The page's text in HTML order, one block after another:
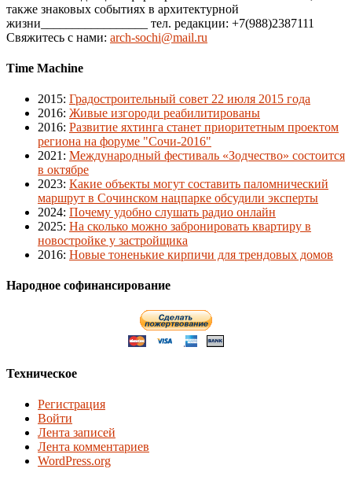
также знаковых событиях в архитектурной
жизни_________________ тел. редакции: +7(988)2387111
Свяжитесь с нами: arch-sochi@mail.ru
Time Machine
2015: Градостроительный совет 22 июля 2015 года
2016: Живые изгороди реабилитированы
2016: Развитие яхтинга станет приоритетным проектом
региона на форуме "Сочи-2016"
2021 : Международный фестиваль «Зодчество» состоится
в октябре
2023: Какие объекты могут составить паломнический
маршрут в Сочинском нацпарке обсудили эксперты
2024: Почему удобно слушать радио онлайн
2025: На сколько можно забронировать квартиру в
новостройке у застройщика
2016: Новые тоненькие кирпичи для трендовых домов
Народное софинансирование
Техническое
Регистрация
Войти
Лента записей
Лента комментариев
WordPress.org